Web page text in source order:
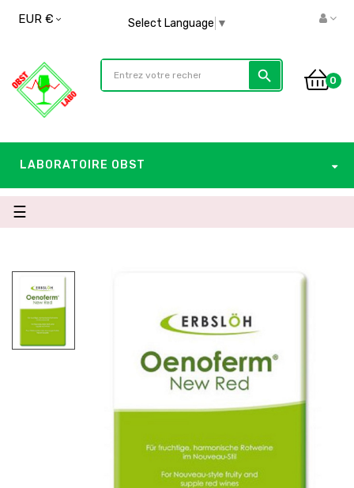
EUR € Select Language ▼
search 0
LABORATOIRE OBST
Basculer
la
☰